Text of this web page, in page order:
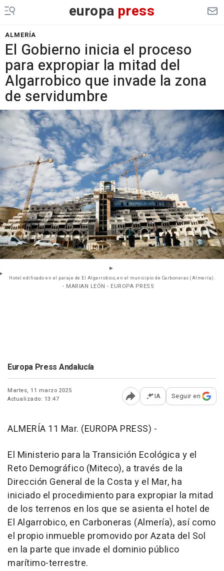
europa press
ALMERÍA
El Gobierno inicia el proceso
para expropiar la mitad del
Algarrobico que invade la zona
de servidumbre
Hotel edificado en el paraje de El Algarrobico, en el municipio de Carboneras (Almería).
- MARIAN LEÓN - EUROPA PRESS
Europa Press Andalucía
Martes, 11 marzo 2025
Actualizado: 13:47
Abrir opciones para
IA Seguir en
ALMERÍA 11 Mar. (EUROPA PRESS) -
El Ministerio para la Transición Ecológica y el
Reto Demográfico (Miteco), a través de la
Dirección General de la Costa y el Mar, ha
iniciado el procedimiento para expropiar la mitad
de los terrenos en los que se asienta el hotel de
El Algarrobico, en Carboneras (Almería), así como
el propio inmueble promovido por Azata del Sol
en la parte que invade el dominio público
marítimo-terrestre.